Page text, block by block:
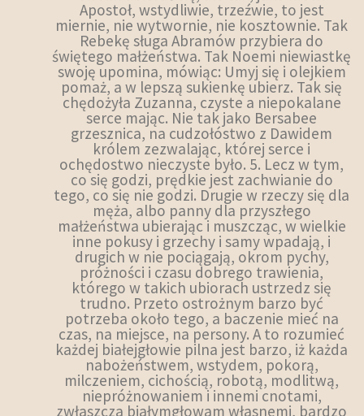
Apostoł, wstydliwie, trzeźwie, to jest
miernie, nie wytwornie, nie kosztownie. Tak
Rebekę sługa Abramów przybiera do
świętego małżeństwa. Tak Noemi niewiastkę
swoję upomina, mówiąc: Umyj się i olejkiem
pomaż, a w lepszą sukienkę ubierz. Tak się
chędożyła Zuzanna, czyste a niepokalane
serce mając. Nie tak jako Bersabee
grzesznica, na cudzołóstwo z Dawidem
królem zezwalając, której serce i
ochędostwo nieczyste było. 5. Lecz w tym,
co się godzi, prędkie jest zachwianie do
tego, co się nie godzi. Drugie w rzeczy się dla
męża, albo panny dla przyszłego
małżeństwa ubierając i muszcząc, w wielkie
inne pokusy i grzechy i samy wpadają, i
drugich w nie pociągają, okrom pychy,
próżności i czasu dobrego trawienia,
którego w takich ubiorach ustrzedz się
trudno. Przeto ostrożnym barzo być
potrzeba około tego, a baczenie mieć na
czas, na miejsce, na persony. A to rozumieć
każdej białejgłowie pilna jest barzo, iż każda
nabożeństwem, wstydem, pokorą,
milczeniem, cichością, robotą, modlitwą,
niepróżnowaniem i innemi cnotami,
zwłaszcza białymgłowam własnemi, bardzo